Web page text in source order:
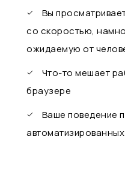
Вы
со скоростью,
ожидаемую от
Что-то мешает
браузере
Ваше поведение